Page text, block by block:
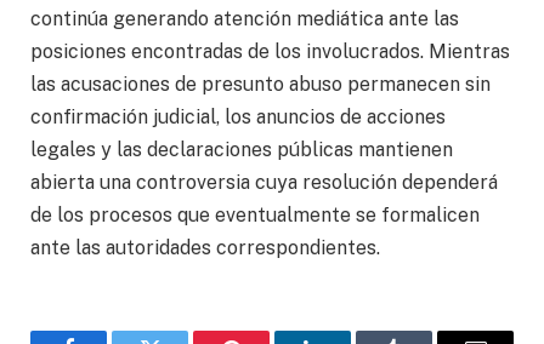
continúa generando atención mediática ante las
posiciones encontradas de los involucrados. Mientras
las acusaciones de presunto abuso permanecen sin
confirmación judicial, los anuncios de acciones
legales y las declaraciones públicas mantienen
abierta una controversia cuya resolución dependerá
de los procesos que eventualmente se formalicen
ante las autoridades correspondientes.